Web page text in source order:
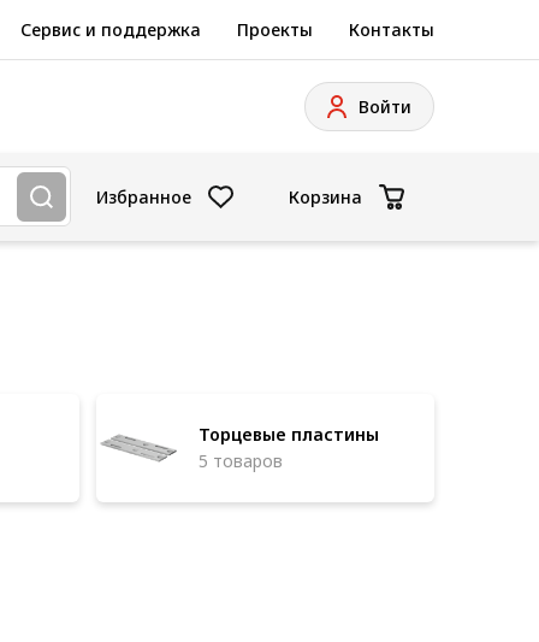
Сервис и поддержка Проекты Контакты
Войти
Избранное Корзина
Торцевые пластины
5 товаров